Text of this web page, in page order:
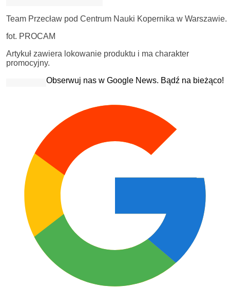
Team Przecław pod Centrum Nauki Kopernika w Warszawie.
fot. PROCAM
Artykuł zawiera lokowanie produktu i ma charakter
promocyjny.
Obserwuj nas w Google News. Bądź na bieżąco!